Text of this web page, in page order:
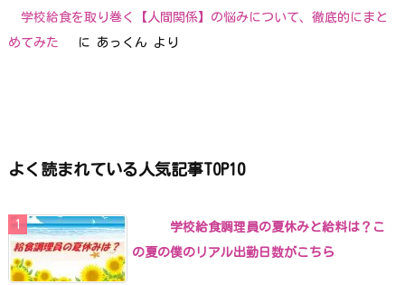
学校給食を取り巻く【人間関係】の悩みについて、徹底的にまと
めてみた
に あっくん より
よく読まれている人気記事TOP10
学校給食調理員の夏休みと給料は？こ
の夏の僕のリアル出勤日数がこちら